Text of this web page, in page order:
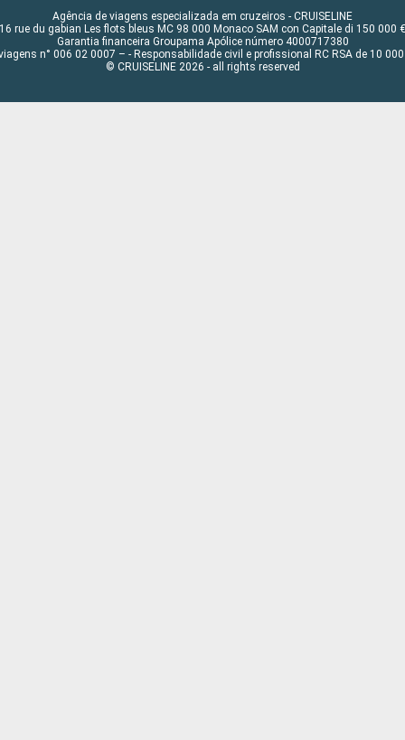
Agência de viagens especializada em cruzeiros - CRUISELINE
16 rue du gabian Les flots bleus MC 98 000 Monaco SAM con Capitale di 150 000 €
Garantia financeira Groupama Apólice número 4000717380
n° 006 02 0007 – - Responsabilidade civil e profissional RC RSA de 10 000
© CRUISELINE 2026 - all rights reserved